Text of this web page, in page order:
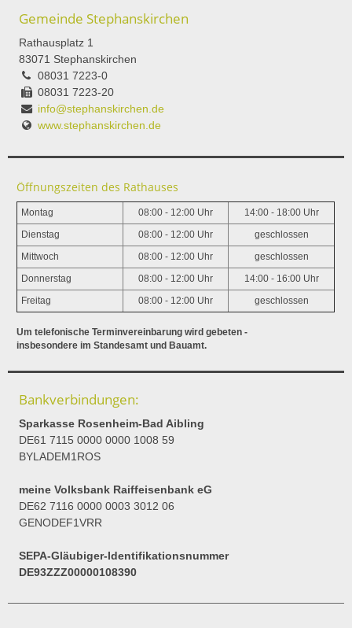
Gemeinde Stephanskirchen
Rathausplatz 1
83071 Stephanskirchen
08031 7223-0
08031 7223-20
info@stephanskirchen.de
www.stephanskirchen.de
Öffnungszeiten des Rathauses
Montag 08:00 - 12:00 Uhr 14:00 - 18:00 Uhr
Dienstag 08:00 - 12:00 Uhr geschlossen
Mittwoch 08:00 - 12:00 Uhr geschlossen
Donnerstag 08:00 - 12:00 Uhr 14:00 - 16:00 Uhr
Freitag 08:00 - 12:00 Uhr geschlossen
Um telefonische Terminvereinbarung wird gebeten -
insbesondere im Standesamt und Bauamt.
Bankverbindungen:
Sparkasse Rosenheim-Bad Aibling
DE61 7115 0000 0000 1008 59
BYLADEM1ROS
meine Volksbank Raiffeisenbank eG
DE62 7116 0000 0003 3012 06
GENODEF1VRR
SEPA-Gläubiger-Identifikationsnummer
DE93ZZZ00000108390